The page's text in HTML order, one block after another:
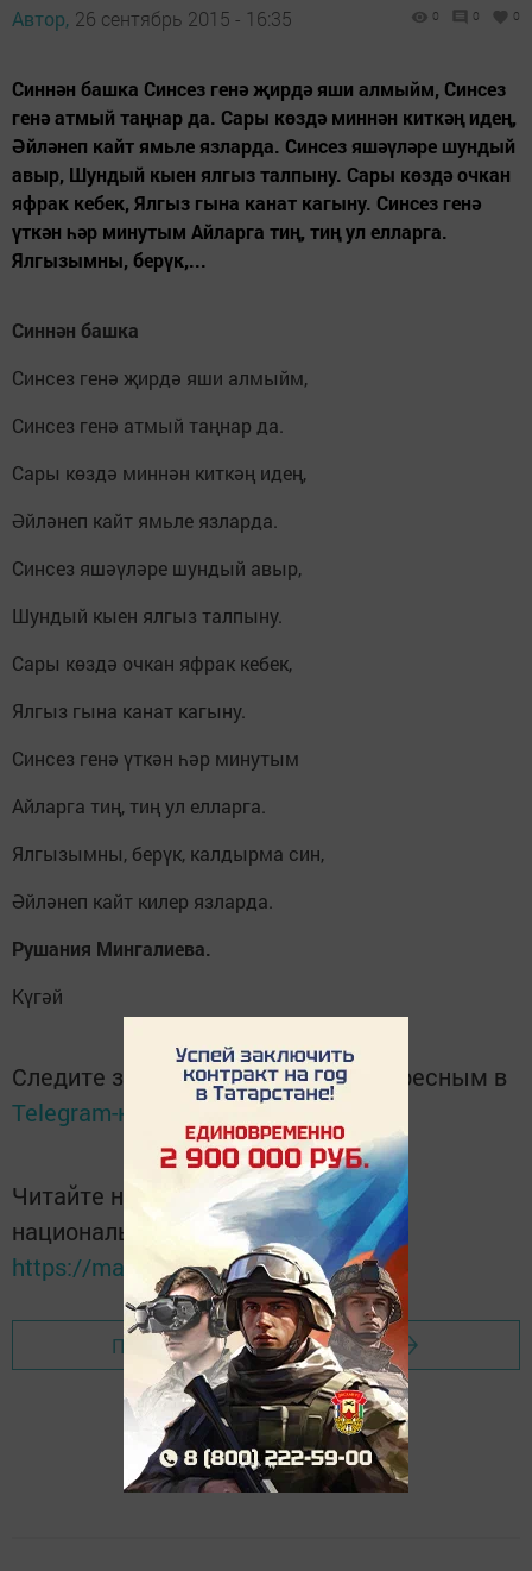
Автор, 26 сентябрь 2015 - 16:35 0 0 0
Синнән башка Синсез генә җирдә яши алмыйм, Синсез
генә атмый таңнар да. Сары көздә миннән киткәң идең,
Әйләнеп кайт ямьле язларда. Синсез яшәүләре шундый
авыр, Шундый кыен ялгыз талпыну. Сары көздә очкан
яфрак кебек, Ялгыз гына канат кагыну. Синсез генә
үткән һәр минутым Айларга тиң, тиң ул елларга.
Ялгызымны, берүк,...
Синнән башка
Синсез генә җирдә яши алмыйм,
Синсез генә атмый таңнар да.
Сары көздә миннән киткәң идең,
Әйләнеп кайт ямьле язларда.
Синсез яшәүләре шундый авыр,
Шундый кыен ялгыз талпыну.
Сары көздә очкан яфрак кебек,
Ялгыз гына канат кагыну.
Синсез генә үткән һәр минутым
Айларга тиң, тиң ул елларга.
Ялгызымны, берүк, калдырма син,
Әйләнеп кайт килер язларда.
Рушания Мингалиева.
Күгәй
Следите за самым важным и интересным в
Telegram-канале
Татмедиа
Читайте новости Татарстана в
национальном мессенджере MАХ:
https://max.ru/tatmedia
Перейти на страницу новости